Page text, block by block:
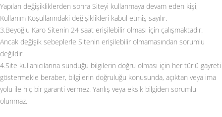
Yapılan değişikliklerden sonra Siteyi kullanmaya devam eden kişi,
Kullanım Koşullarındaki değişiklikleri kabul etmiş sayılır.
3.Beyoğlu Karo Sitenin 24 saat erişilebilir olması için çalışmaktadır.
Ancak değişik sebeplerle Sitenin erişilebilir olmamasından sorumlu
değildir.
4.Site kullanıcılarına sunduğu bilgilerin doğru olması için her türlü gayreti
göstermekle beraber, bilgilerin doğruluğu konusunda, açıktan veya ima
yolu ile hiç bir garanti vermez. Yanlış veya eksik bilgiden sorumlu
olunmaz.